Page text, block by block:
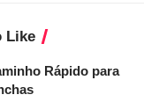
Like
Rápido para